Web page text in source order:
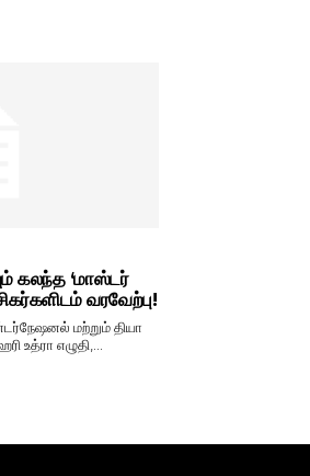
கலந்த ‘மாஸ்டர்
வரவேற்பு!
மற்றும் தியா
உத்ரா எழுதி,...